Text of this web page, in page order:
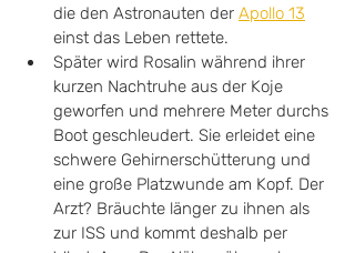
die den Astronauten der Apollo 13
einst das Leben rettete.
Später wird Rosalin während ihrer
kurzen Nachtruhe aus der Koje
geworfen und mehrere Meter durchs
Boot geschleudert. Sie erleidet eine
schwere Gehirnerschütterung und
eine große Platzwunde am Kopf. Der
Arzt? Bräuchte länger zu ihnen als
zur ISS und kommt deshalb per